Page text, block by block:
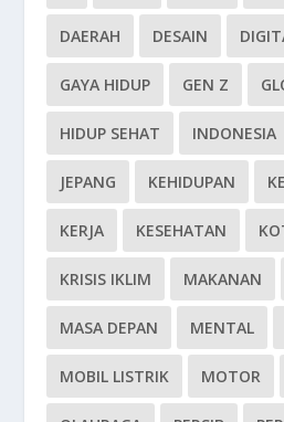
DAERAH DESAIN
GAYA HIDUP GEN Z
HIDUP SEHAT INDONESIA
JEPANG KEHIDUPAN
KERJA KESEHATAN
KRISIS IKLIM MAKANAN
MASA DEPAN MENTAL
MOBIL LISTRIK MOTOR